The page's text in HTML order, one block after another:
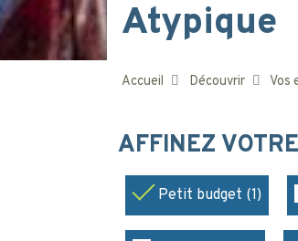
Atypique
Accueil Découvrir Vos
AFFINEZ
Petit budget (1)